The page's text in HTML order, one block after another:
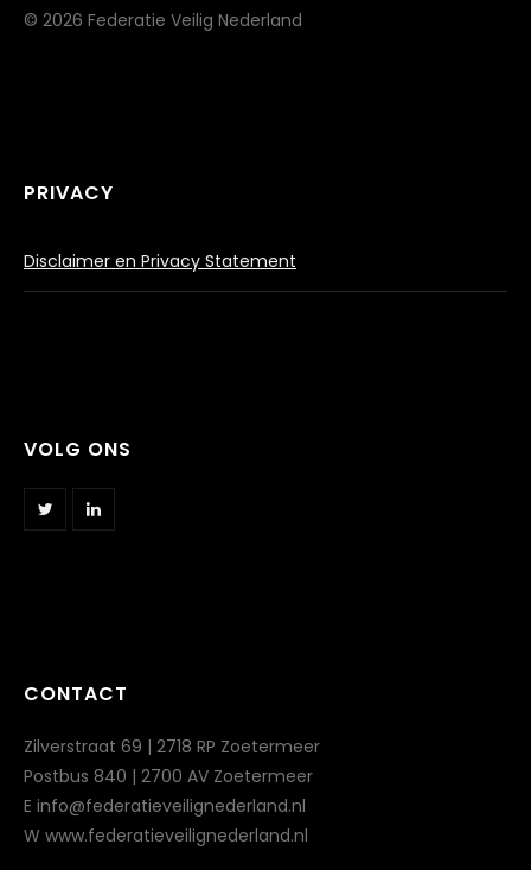
© 2026 Federatie Veilig Nederland
PRIVACY
Disclaimer en Privacy Statement
VOLG ONS
CONTACT
Zilverstraat 69 | 2718 RP Zoetermeer
Postbus 840 | 2700 AV Zoetermeer
E info@federatieveilignederland.nl
W www.federatieveilignederland.nl